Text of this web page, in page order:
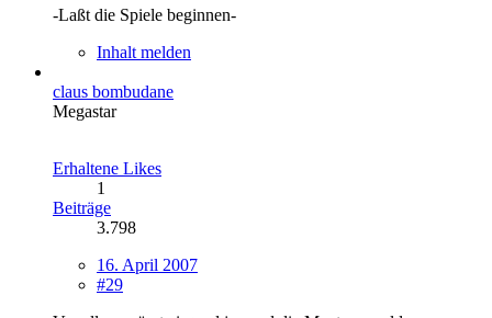
-Laßt die Spiele beginnen-
Inhalt melden
claus bombudane
Megastar
Erhaltene Likes
1
Beiträge
3.798
16. April 2007
#29